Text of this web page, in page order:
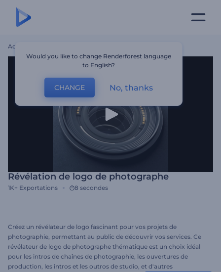
Accueil
Révélation de logo de photographe
1K+ Exportations 8 secondes
Créez un révélateur de logo fascinant pour vos projets de
photographie, permettant au public de découvrir vos services. Ce
révélateur de logo de photographe thématique est un choix idéal
pour les intros de chaînes de photographie, les ouvertures de
production, les intros et les outros de studio, et d'autres
Would you like to change Renderforest language
to English?
CHANGE No, thanks